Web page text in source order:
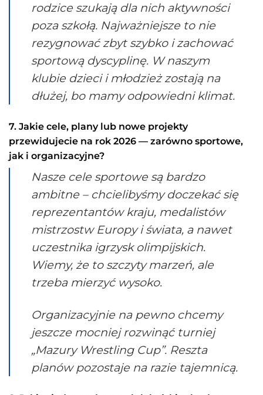
rodzice szukają dla nich aktywności
poza szkołą. Najważniejsze to nie
rezygnować zbyt szybko i zachować
sportową dyscyplinę. W naszym
klubie dzieci i młodzież zostają na
dłużej, bo mamy odpowiedni klimat.
7. Jakie cele, plany lub nowe projekty
przewidujecie na rok 2026 — zarówno sportowe,
jak i organizacyjne?
Nasze cele sportowe są bardzo
ambitne – chcielibyśmy doczekać się
reprezentantów kraju, medalistów
mistrzostw Europy i świata, a nawet
uczestnika igrzysk olimpijskich.
Wiemy, że to szczyty marzeń, ale
trzeba mierzyć wysoko.
Organizacyjnie na pewno chcemy
jeszcze mocniej rozwinąć turniej
„Mazury Wrestling Cup”. Reszta
planów pozostaje na razie tajemnicą.